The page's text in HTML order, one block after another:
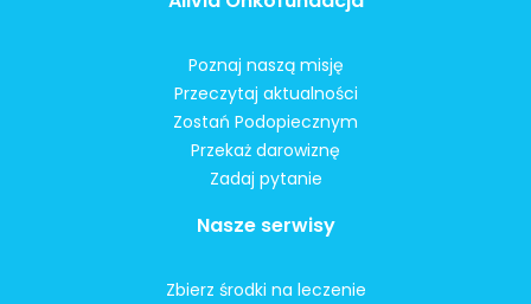
Poznaj naszą misję
Przeczytaj aktualności
Zostań Podopiecznym
Przekaż darowiznę
Zadaj pytanie
Nasze serwisy
Zbierz środki na leczenie